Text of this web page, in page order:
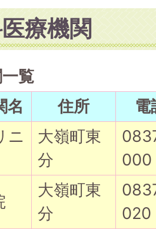
療機関
覧
名
住所
電
ニ
大嶺町東
分
000
大嶺町東
分
020